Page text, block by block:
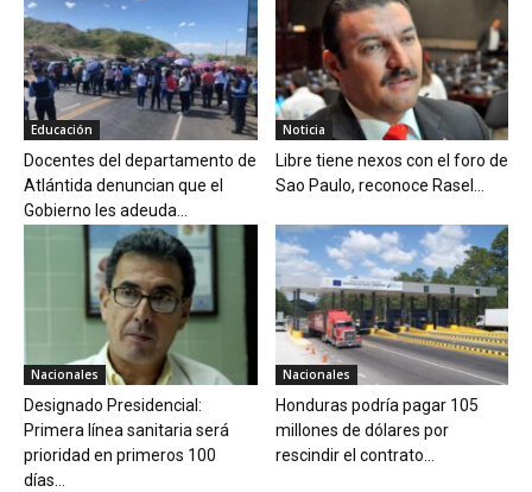
Educación
Docentes del departamento de
Atlántida denuncian que el
Gobierno les adeuda...
Noticia
Libre tiene nexos con el foro de
Sao Paulo, reconoce Rasel...
Nacionales
Designado Presidencial:
Primera línea sanitaria será
prioridad en primeros 100
días...
Nacionales
Honduras podría pagar 105
millones de dólares por
rescindir el contrato...